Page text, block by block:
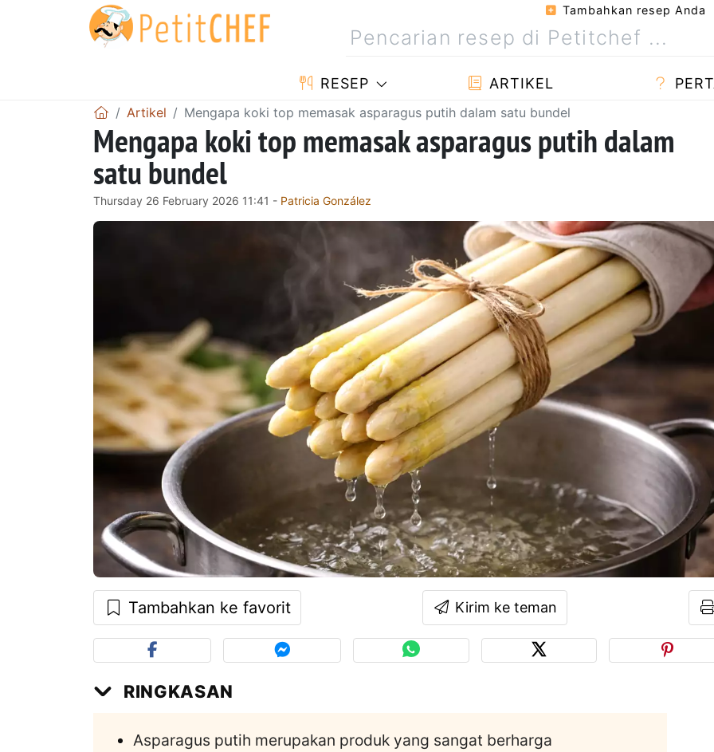
Tambahkan resep Anda
RESEP ARTIKEL
Artikel Mengapa koki top memasak asparagus putih dalam satu bundel
Mengapa koki top memasak asparagus putih dalam
satu bundel
Thursday 26 February 2026 11:41 - Patricia González
Tambahkan ke favorit Kirim ke teman
RINGKASAN
Asparagus putih merupakan produk yang sangat berharga